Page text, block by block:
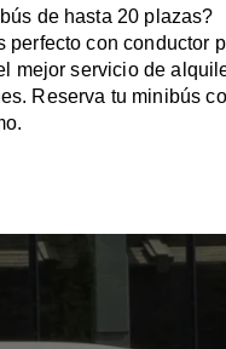
de hasta 20 plazas?
perfecto con conductor
mejor servicio de
Reserva tu minibús